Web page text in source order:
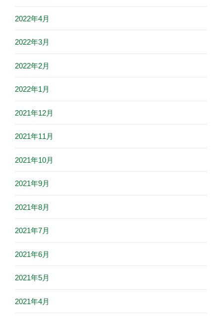
2022年4月
2022年3月
2022年2月
2022年1月
2021年12月
2021年11月
2021年10月
2021年9月
2021年8月
2021年7月
2021年6月
2021年5月
2021年4月